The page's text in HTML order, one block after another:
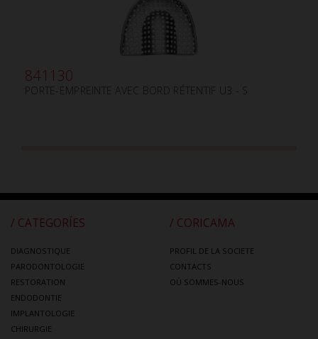
841130
PORTE-EMPREINTE AVEC BORD RÉTENTIF U3 - S
/ CATEGORÍES
DIAGNOSTIQUE
PARODONTOLOGIE
RESTORATION
ENDODONTIE
IMPLANTOLOGIE
CHIRURGIE
/ CORICAMA
PROFIL DE LA SOCIETE
CONTACTS
OÙ SOMMES-NOUS